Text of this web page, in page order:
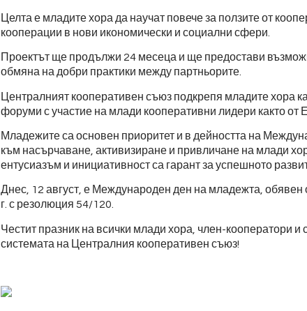
Целта е младите хора да научат повече за ползите от
кооперации в нови икономически и социални сфери.
Проектът ще продължи 24 месеца и ще предостави
обмяна на добри практики между партньорите.
Централният кооперативен съюз подкрепя младите хора
форуми с участие на млади кооперативни лидери както от
Младежите са основен приоритет и в дейността на
към насърчаване, активизиране и привличане на млади
ентусиазъм и инициативност са гарант за успешното
Днес, 12 август, е Международен ден на младежта,
г. с резолюция 54/120.
Честит празник на всички млади хора, член-кооператори и
системата на Централния кооперативен съюз!